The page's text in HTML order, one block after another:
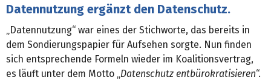
Datennutzung ergänzt den Datenschutz.
„Datennutzung“ war eines der Stichworte, das bereits in
dem Sondierungspapier für Aufsehen sorgte. Nun finden
sich entsprechende Formeln wieder im Koalitionsvertrag,
es läuft unter dem Motto „ Datenschutz entbürokratisieren“.